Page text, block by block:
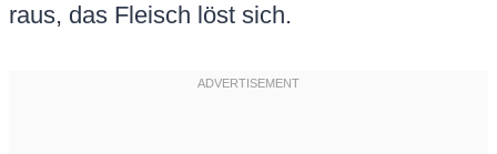
raus, das Fleisch löst sich.